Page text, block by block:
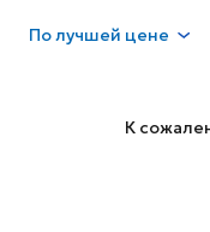
Получшей цене
К